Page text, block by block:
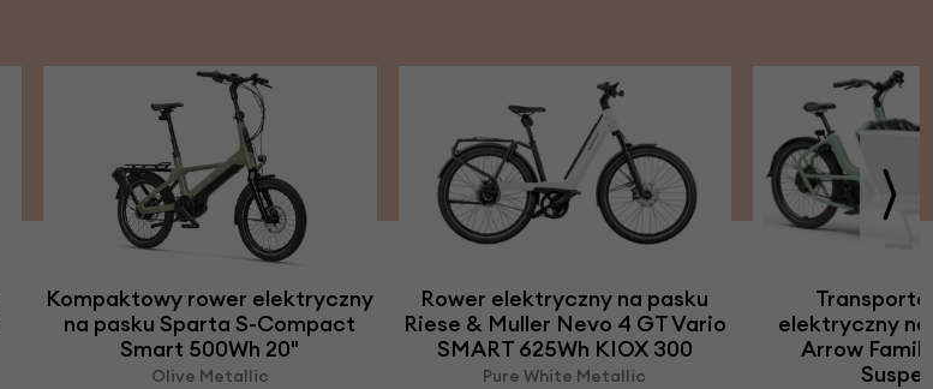
Kompaktowy rower elektryczny
na pasku Sparta S-Compact
Smart 500Wh 20"
Olive Metallic
Rower elektryczny na pasku
Riese & Muller Nevo 4 GT Vario
SMART 625Wh KIOX 300
Pure White Metallic
elektryczny
Arrow